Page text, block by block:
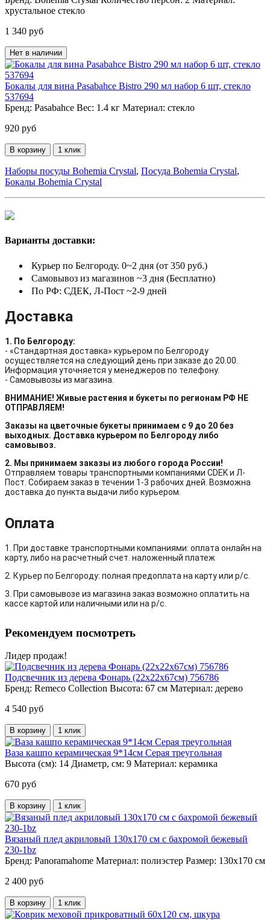
хрустальное стекло
1 340 руб
Нет в наличии
Бокалы для вина Pasabahce Bistro 290 мл набор 6 шт, стекло
537694
Бренд: Pasabahce Вес: 1.4 кг Материал: стекло
920 руб
В корзину 1 клик
Наборы посуды Bohemia Crystal, Посуда Bohemia Crystal,
Бокалы Bohemia Crystal
Варианты доставки:
Курьер по Белгороду. 0~2 дня (от 350 руб.)
Самовывоз из магазинов ~3 дня (Бесплатно)
По РФ: СДЕК, Л-Пост ~2-9 дней
Доставка
1. По Белгороду:
- «Стандартная доставка» курьером по Белгороду
осуществляется на следующий день при заказе до 20.00.
Информация уточняется у менеджеров по телефону.
- Самовывозы из магазина.
ВНИМАНИЕ! Живые растения и букеты по регионам РФ НЕ
ОТПРАВЛЯЕМ!
Заказы на цветочные букеты принимаем с 9 до 20 без
выходных. Доставка курьером по Белгороду либо
самовывоз.
2. Мы принимаем заказы из любого города России!
Отправляем товары транспортными компаниями CDEK и Л-
Пост. Собираем заказ в течении 1-3 рабочих дней. Возможна
доставка до пункта выдачи либо курьером.
Оплата
1. При доставке транспортными компаниями: оплата онлайн на
карту, либо на расчетный счет. наложенный платеж
2. Курьер по Белгороду: полная предоплата на карту или р/с.
3. При самовывозе из магазина заказ возможно оплатить на
кассе картой или наличными или на р/с.
Рекомендуем посмотреть
Лидер продаж!
Подсвечник из дерева Фонарь (22х22х67см) 756786
Бренд: Remeco Collection Высота: 67 см Материал: дерево
4 540 руб
В корзину 1 клик
Ваза кашпо керамическая 9*14см Серая треугольная
Высота (см): 14 Диаметр, см: 9 Материал: керамика
670 руб
В корзину 1 клик
Вязаный плед акриловый 130х170 см с бахромой бежевый
230-1bz
Бренд: Panoramahome Материал: полиэстер Размер: 130х170 см
2 400 руб
В корзину 1 клик